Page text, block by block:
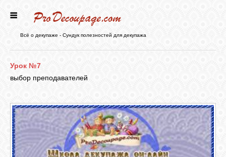
ФОРУМ
СТАТЬИ
Всё о декупаже - Сундук полезностей для декупажа
Урок №7
выбор преподавателей